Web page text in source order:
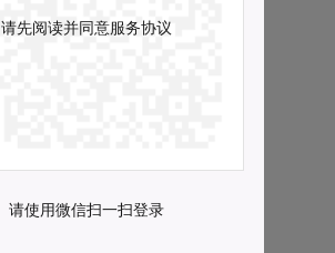
请先阅读并同意服务协议
请使用微信扫一扫登录